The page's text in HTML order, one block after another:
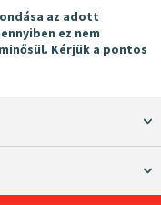
az adott
ez nem
Kérjük a pontos